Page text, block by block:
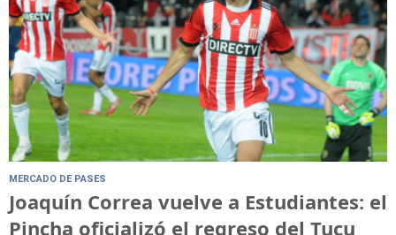
MERCADO DE PASES
Joaquín Correa vuelve a Estudiantes: el
Pincha oficializó el regreso del Tucu